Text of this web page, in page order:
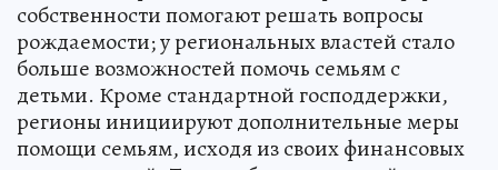
собственности помогают решать вопросы
рождаемости; у региональных властей стало
больше возможностей помочь семьям с
детьми. Кроме стандартной господдержки,
регионы инициируют дополнительные меры
помощи семьям, исходя из своих финансовых